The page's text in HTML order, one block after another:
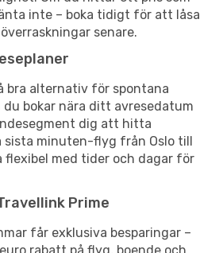
inte – boka tidigt för att låsa
senare.
bra alternativ för spontana
du bokar nära ditt avresedatum
dig att hitta
sista minuten-flyg från Oslo till
flexibel med tider och dagar för
Prime
får exklusiva besparingar –